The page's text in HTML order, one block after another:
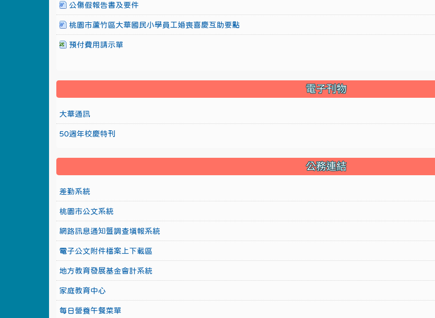
公傷假報告書及要件
桃園市蘆竹區大華國民小學員工婚喪喜慶互助要點
預付費用請示單
電子刊物
大華通訊
50週年校慶特刊
公務連結
差勤系統
桃園市公文系統
網路訊息通知暨調查填報系統
電子公文附件檔案上下載區
地方教育發展基金會計系統
家庭教育中心
每日營養午餐菜單